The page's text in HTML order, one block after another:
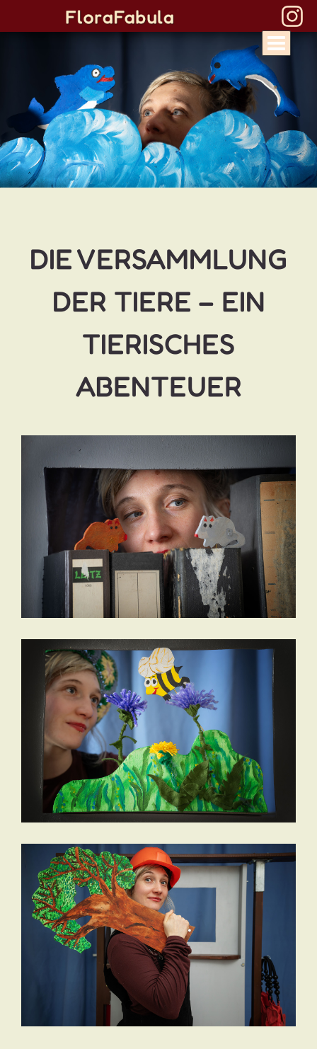
DIE VERSAMMLUNG
DER TIERE – EIN
TIERISCHES
ABENTEUER